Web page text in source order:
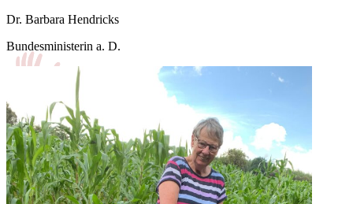
Dr. Barbara Hendricks
Bundesministerin a. D.